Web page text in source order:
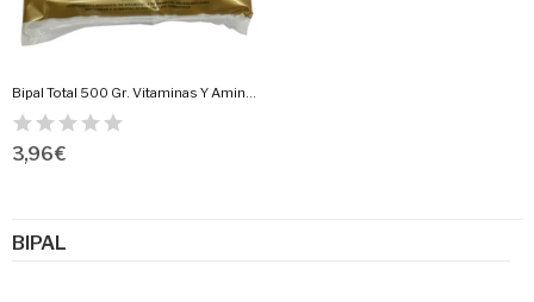
BIPAL
Bipal Total 500 Gr. Vitaminas Y Aminoacidos
3,96 €